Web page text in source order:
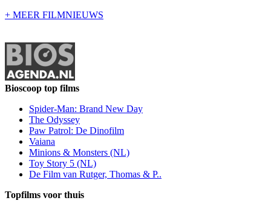
+ MEER FILMNIEUWS
Bioscoop top films
Spider-Man: Brand New Day
The Odyssey
Paw Patrol: De Dinofilm
Vaiana
Minions & Monsters (NL)
Toy Story 5 (NL)
De Film van Rutger, Thomas & P..
Topfilms voor thuis